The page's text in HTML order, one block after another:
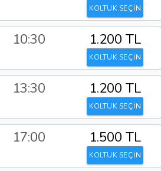
KOLTUK SEÇİN
10:30 1.200 TL
KOLTUK SEÇİN
13:30 1.200 TL
KOLTUK SEÇİN
17:00 1.500 TL
KOLTUK SEÇİN